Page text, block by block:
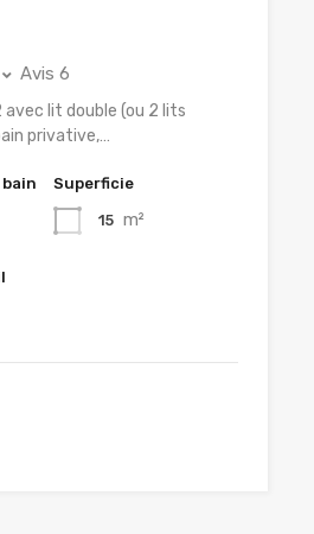
Avis 6
avec lit double (ou 2 lits
privative,…
Superficie
15 m²